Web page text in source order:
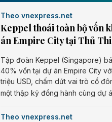
Theo vnexpress.net
Keppel thoái toàn bộ vốn
án Empire City tại Thủ
Tập đoàn Keppel (Singapore)
40% vốn tại dự án Empire City
triệu USD, chấm dứt vai trò cổ
một thập kỷ đồng hành cùng dự
Theo vnexpress.net